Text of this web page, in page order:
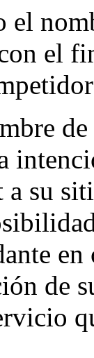
el
el
a su
de